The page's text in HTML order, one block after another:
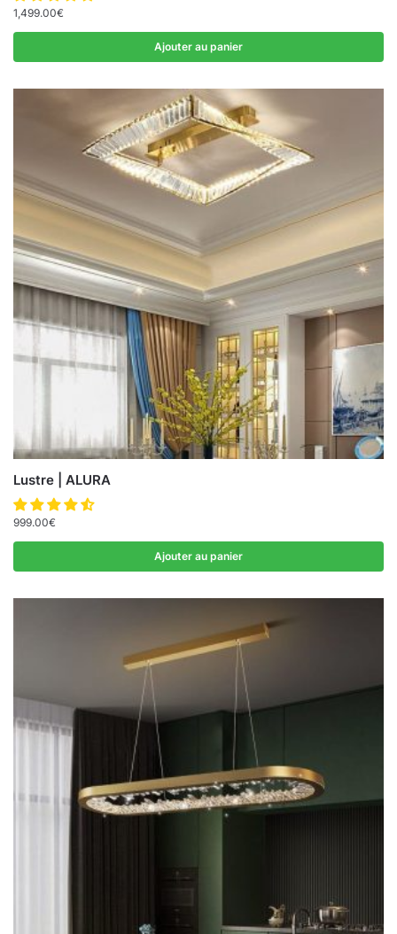
1,499.00€
Ajouter au panier
Lustre | ALURA
999.00€
Ajouter au panier